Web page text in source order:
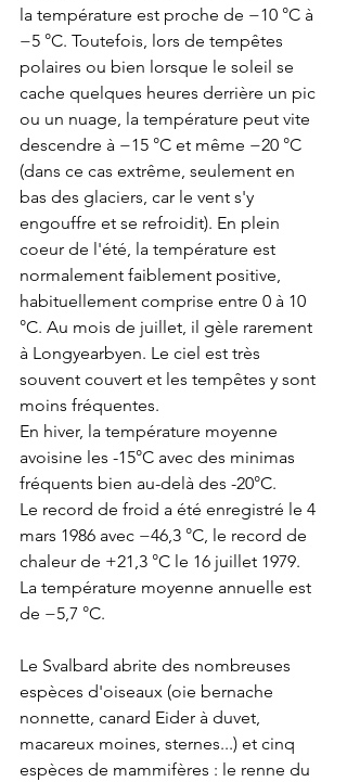
la température est proche de −10 °C à
−5 °C. Toutefois, lors de tempêtes
polaires ou bien lorsque le soleil se
cache quelques heures derrière un pic
ou un nuage, la température peut vite
descendre à −15 °C et même −20 °C
(dans ce cas extrême, seulement en
bas des glaciers, car le vent s'y
engouffre et se refroidit). En plein
coeur de l'été, la température est
normalement faiblement positive,
habituellement comprise entre 0 à 10
°C. Au mois de juillet, il gèle rarement
à Longyearbyen. Le ciel est très
souvent couvert et les tempêtes y sont
moins fréquentes.
En hiver, la température moyenne
avoisine les -15°C avec des minimas
fréquents bien au-delà des -20°C.
Le record de froid a été enregistré le 4
mars 1986 avec −46,3 °C, le record de
chaleur de +21,3 °C le 16 juillet 1979.
La température moyenne annuelle est
de −5,7 °C.
Le Svalbard abrite des nombreuses
espèces d'oiseaux (oie bernache
nonnette, canard Eider à duvet,
macareux moines, sternes...) et cinq
espèces de mammifères : le renne du